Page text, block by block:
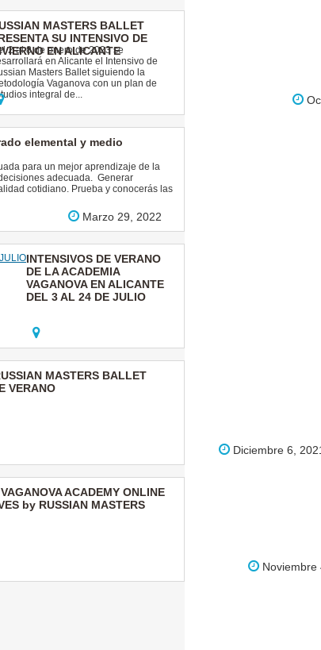
MASTERS BALLET
SU INTENSIVO DE
EN ALICANTE
2 al 8 de enero de 2023 se
en Alicante el Intensivo de
Masters Ballet siguiendo la
Vaganova con un plan de
integral de...
elemental y medio
para un mejor aprendizaje de la
adecuada. Generar
cotidiano. Prueba y conocerás las
Marzo 29, 2022
INTENSIVOS DE VERANO
DE LA ACADEMIA
VAGANOVA EN ALICANTE
DEL 3 AL 24 DE JULIO
MASTERS BALLET
VERANO
Diciembre 6,
ACADEMY ONLINE
by RUSSIAN MASTERS
Noviembre